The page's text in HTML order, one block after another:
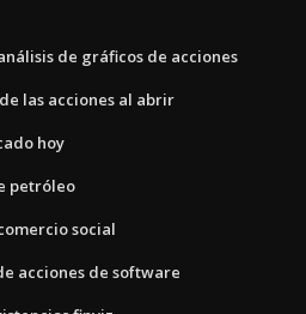
de gráficos de acciones
las acciones al abrir
hoy
petróleo
social
acciones de software